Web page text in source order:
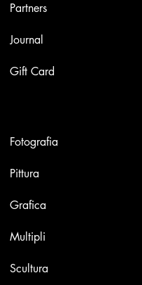
Partners
Journal
Gift Card
Fotografia
Pittura
Grafica
Multipli
Scultura